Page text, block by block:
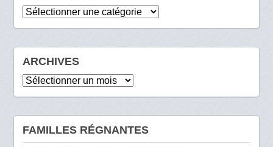
Catégories
ARCHIVES
Archives
FAMILLES RÉGNANTES